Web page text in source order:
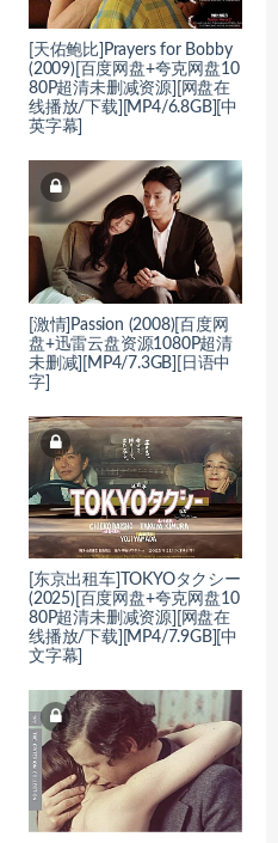
[天佑鲍比]Prayers for Bobby
(2009)[百度网盘+夸克网盘10
80P超清未删减资源][网盘在
线播放/下载][MP4/6.8GB][中
英字幕]
[激情]Passion (2008)[百度网
盘+迅雷云盘资源1080P超清
未删减][MP4/7.3GB][日语中
字]
[东京出租车]TOKYOタクシー
(2025)[百度网盘+夸克网盘10
80P超清未删减资源][网盘在
线播放/下载][MP4/7.9GB][中
文字幕]